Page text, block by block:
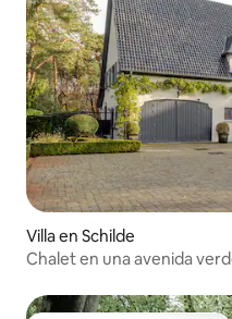
Villa en Schilde
Chalet en una avenida